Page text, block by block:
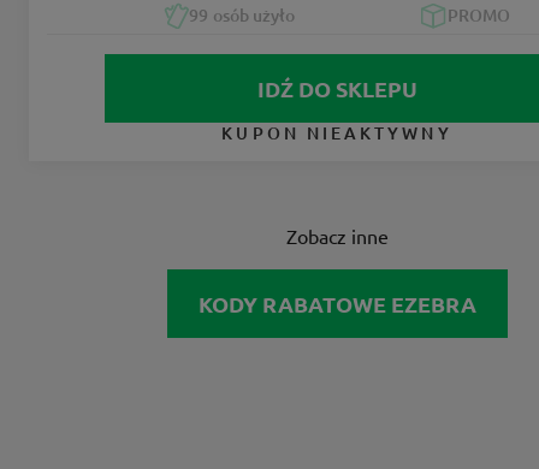
99 osób użyło PROMO
IDŹ DO SKLEPU
KUPON NIEAKTYWNY
Zobacz inne
KODY RABATOWE EZEBRA